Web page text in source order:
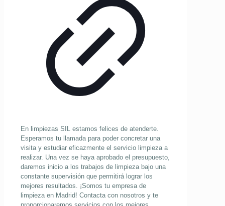
En limpiezas SIL estamos felices de atenderte.
Esperamos tu llamada para poder concretar una
visita y estudiar eficazmente el servicio limpieza a
realizar. Una vez se haya aprobado el presupuesto,
daremos inicio a los trabajos de limpieza bajo una
constante supervisión que permitirá lograr los
mejores resultados. ¡Somos tu empresa de
limpieza en Madrid! Contacta con nosotros y te